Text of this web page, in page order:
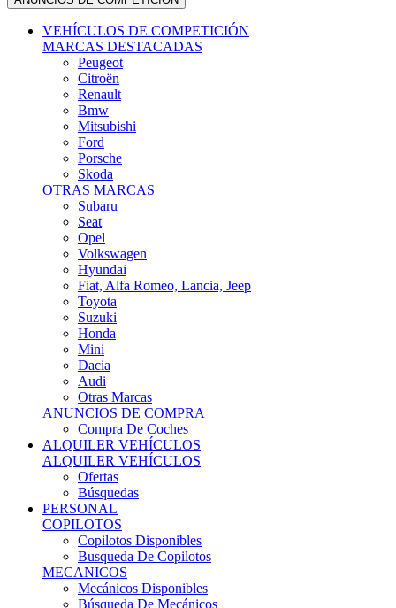
VEHÍCULOS DE COMPETICIÓN
MARCAS DESTACADAS
Peugeot
Citroën
Renault
Bmw
Mitsubishi
Ford
Porsche
Skoda
OTRAS MARCAS
Subaru
Seat
Opel
Volkswagen
Hyundai
Fiat, Alfa Romeo, Lancia, Jeep
Toyota
Suzuki
Honda
Mini
Dacia
Audi
Otras Marcas
ANUNCIOS DE COMPRA
Compra De Coches
ALQUILER VEHÍCULOS
ALQUILER VEHÍCULOS
Ofertas
Búsquedas
PERSONAL
COPILOTOS
Copilotos Disponibles
Busqueda De Copilotos
MECANICOS
Mecánicos Disponibles
Búsqueda De Mecánicos
PIEZAS DE COMPETICIÓN